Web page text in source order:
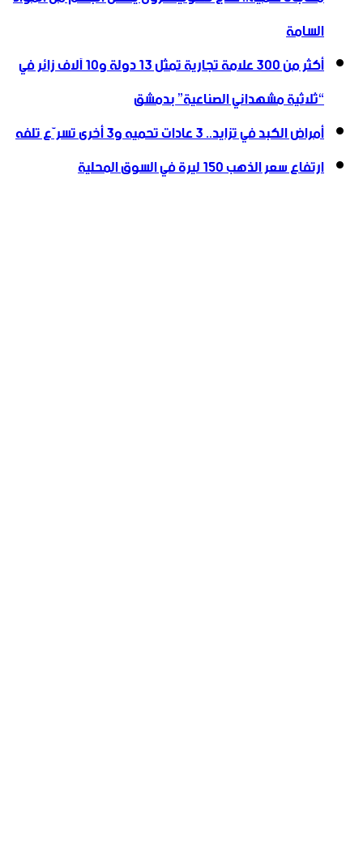
السامة
أكثر من 300 علامة تجارية تمثل 13 دولة و10 آلاف زائر في
“ثلاثية ‏مشهداني الصناعية” بدمشق
أمراض الكبد في تزايد.. 3 عادات تحميه و3 أخرى تسرّع تلفه
ارتفاع سعر الذهب 150 ليرة في السوق المحلية‎